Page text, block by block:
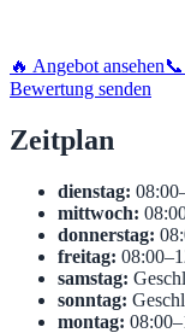
🔥 Angebot ansehen
Bewertung senden
Zeitplan
dienstag:
mittwoch:
donnerstag:
freitag:
samstag:
sonntag:
montag: